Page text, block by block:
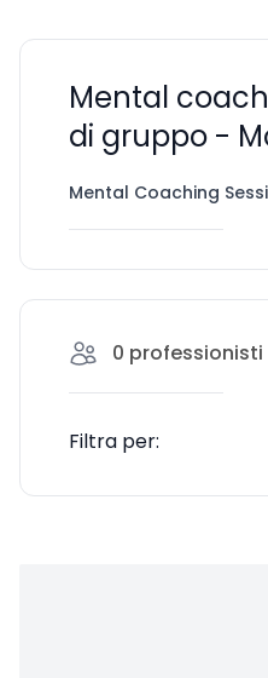
Mental
di gruppo -
Mental Coaching
0 professionisti
Filtra per: